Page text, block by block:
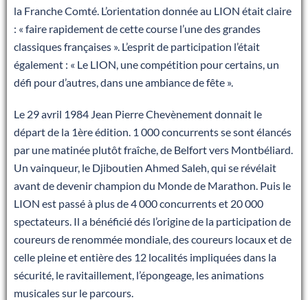
la Franche Comté. L’orientation donnée au LION était claire
: « faire rapidement de cette course l’une des grandes
classiques françaises ». L’esprit de participation l’était
également : « Le LION, une compétition pour certains, un
défi pour d’autres, dans une ambiance de fête ».
Le 29 avril 1984 Jean Pierre Chevènement donnait le
départ de la 1ère édition. 1 000 concurrents se sont élancés
par une matinée plutôt fraîche, de Belfort vers Montbéliard.
Un vainqueur, le Djiboutien Ahmed Saleh, qui se révélait
avant de devenir champion du Monde de Marathon. Puis le
LION est passé à plus de 4 000 concurrents et 20 000
spectateurs. Il a bénéficié dés l’origine de la participation de
coureurs de renommée mondiale, des coureurs locaux et de
celle pleine et entière des 12 localités impliquées dans la
sécurité, le ravitaillement, l’épongeage, les animations
musicales sur le parcours.